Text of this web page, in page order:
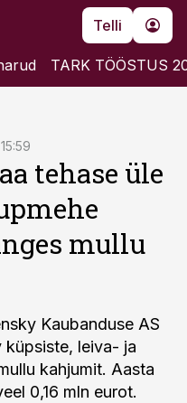
Telli
TARK TÖÖSTUS
tehase üle
mullu
Kaubanduse AS
küpsiste, leiva- ja
kahjumit. Aasta
0,16 mln eurot.